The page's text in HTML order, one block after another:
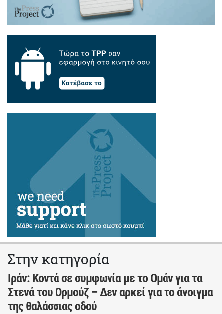
Στην κατηγορία
Ιράν: Κοντά σε συμφωνία με το Ομάν για τα
Στενά του Ορμούζ – Δεν αρκεί για το άνοιγμα
της θαλάσσιας οδού